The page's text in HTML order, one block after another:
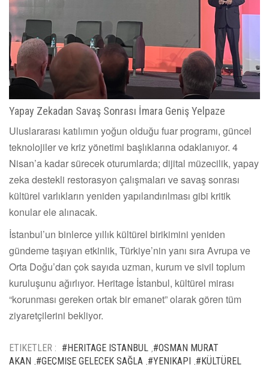
Yapay Zekadan Savaş Sonrası İmara Geniş Yelpaze
Uluslararası katılımın yoğun olduğu fuar programı, güncel
teknolojiler ve kriz yönetimi başlıklarına odaklanıyor. 4
Nisan’a kadar sürecek oturumlarda; dijital müzecilik, yapay
zeka destekli restorasyon çalışmaları ve savaş sonrası
kültürel varlıkların yeniden yapılandırılması gibi kritik
konular ele alınacak.
İstanbul’un binlerce yıllık kültürel birikimini yeniden
gündeme taşıyan etkinlik, Türkiye’nin yanı sıra Avrupa ve
Orta Doğu’dan çok sayıda uzman, kurum ve sivil toplum
kuruluşunu ağırlıyor. Heritage İstanbul, kültürel mirası
“korunması gereken ortak bir emanet” olarak gören tüm
ziyaretçilerini bekliyor.
ETIKETLER : #HERITAGE ISTANBUL #OSMAN MURAT
AKAN #GEÇMIŞE GELECEK SAĞLA #YENIKAPI #KÜLTÜREL